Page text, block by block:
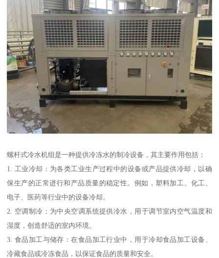
螺杆式冷水机组是一种提供冷冻水的制冷设备，其主要作用包括：
1. 工业冷却：为各类工业生产过程中的设备或产品提供冷却，以确
保生产的正常进行和产品质量的稳定性。例如，塑料加工、化工、
电子、医药等行业中的设备冷却。
2. 空调制冷：为中央空调系统提供冷水，用于调节室内空气温度和
湿度，创造舒适的室内环境。
3. 食品加工与储存：在食品加工行业中，用于冷却食品加工设备、
冷藏食品或冷冻食品，以保证食品的质量和安全。